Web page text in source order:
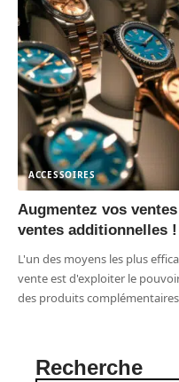
ACCESSOIRES
Augmentez vos
ventes additionnelles !
L'un des moyens les plus
vente est d'exploiter le
des produits
Recherche